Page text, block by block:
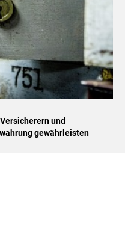
und
gewährleisten